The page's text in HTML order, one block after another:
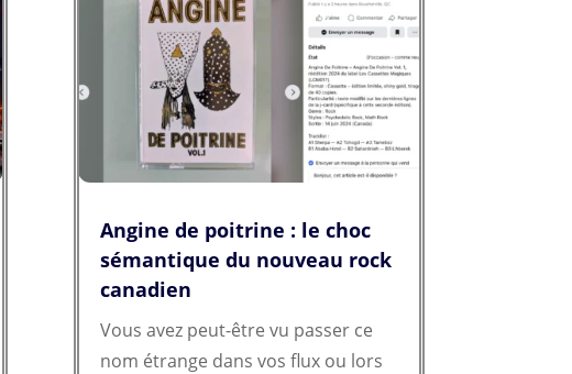
Angine de poitrine : le choc
sémantique du nouveau rock
canadien
Vous avez peut-être vu passer ce
nom étrange dans vos flux ou lors